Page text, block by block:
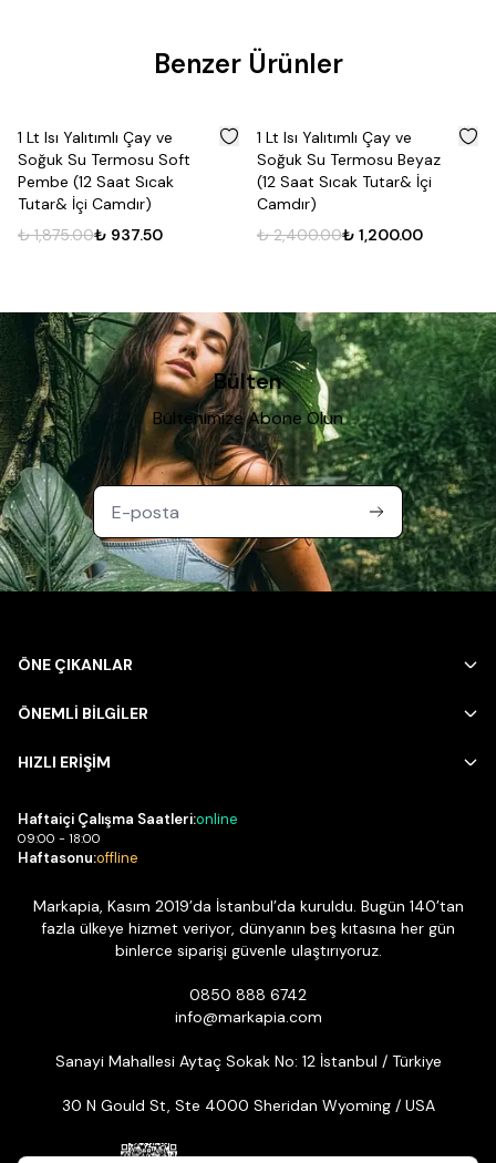
Benzer Ürünler
50
1 Lt Isı Yalıtımlı Çay ve
Soğuk Su Termosu Soft
Pembe (12 Saat Sıcak
Tutar& İçi Camdır)
₺ 1,875.00₺ 937.50
50
1 Lt Isı Yalıtımlı Çay ve
Soğuk Su Termosu Beyaz
(12 Saat Sıcak Tutar& İçi
Camdır)
₺ 2,400.00₺ 1,200.00
Bülten
Bültenimize Abone Olun
ÖNE ÇIKANLAR
ÖNEMLİ BİLGİLER
HIZLI ERİŞİM
Haftaiçi Çalışma Saatleri:online
09:00 - 18:00
Haftasonu:offline
Markapia, Kasım 2019’da İstanbul’da kuruldu. Bugün 140’tan
fazla ülkeye hizmet veriyor, dünyanın beş kıtasına her gün
binlerce siparişi güvenle ulaştırıyoruz.
0850 888 6742
info@markapia.com
Sanayi Mahallesi Aytaç Sokak No: 12 İstanbul / Türkiye
30 N Gould St, Ste 4000 Sheridan Wyoming / USA